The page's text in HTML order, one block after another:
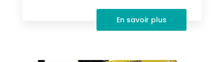
En savoir plus